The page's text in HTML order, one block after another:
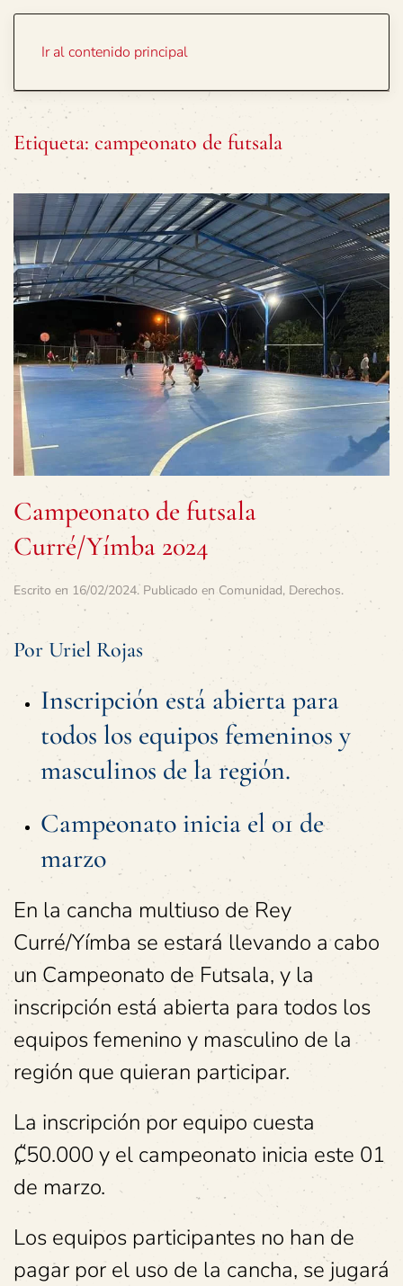
Ir al contenido principal
Etiqueta: campeonato de futsala
Campeonato de futsala
Curré/Yímba 2024
Escrito en 16/02/2024. Publicado en Comunidad, Derechos.
Por Uriel Rojas
Inscripción está abierta para
todos los equipos femeninos y
masculinos de la región.
Campeonato inicia el 01 de
marzo
En la cancha multiuso de Rey
Curré/Yímba se estará llevando a cabo
un Campeonato de Futsala, y la
inscripción está abierta para todos los
equipos femenino y masculino de la
región que quieran participar.
La inscripción por equipo cuesta
₡50.000 y el campeonato inicia este 01
de marzo.
Los equipos participantes no han de
pagar por el uso de la cancha, se jugará